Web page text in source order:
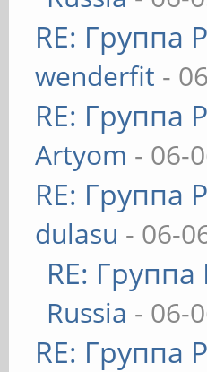
RE: Группа
wenderfit -
RE: Группа
Artyom - 06-
RE: Группа
dulasu - 06-
RE:
Russia - 06-
RE: Группа